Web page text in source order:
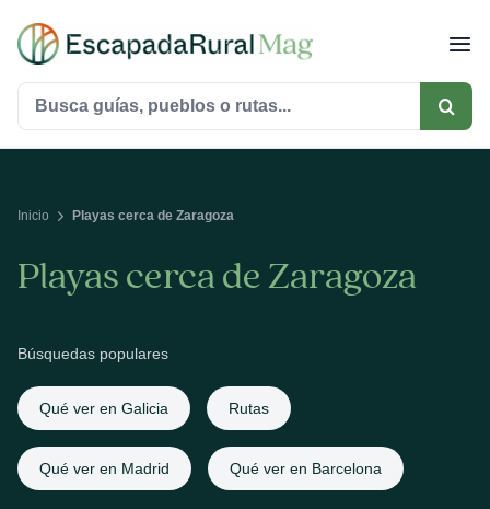
contenido
Buscar:
Inicio Playas cerca de Zaragoza
Playas cerca de Zaragoza
Búsquedas populares
Qué ver en Galicia Rutas
Qué ver en Madrid Qué ver en Barcelona